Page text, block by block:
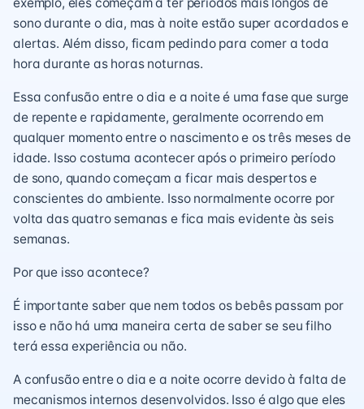
exemplo, eles começam a ter períodos mais longos de
sono durante o dia, mas à noite estão super acordados e
alertas. Além disso, ficam pedindo para comer a toda
hora durante as horas noturnas.
Essa confusão entre o dia e a noite é uma fase que surge
de repente e rapidamente, geralmente ocorrendo em
qualquer momento entre o nascimento e os três meses de
idade. Isso costuma acontecer após o primeiro período
de sono, quando começam a ficar mais despertos e
conscientes do ambiente. Isso normalmente ocorre por
volta das quatro semanas e fica mais evidente às seis
semanas.
Por que isso acontece?
É importante saber que nem todos os bebês passam por
isso e não há uma maneira certa de saber se seu filho
terá essa experiência ou não.
A confusão entre o dia e a noite ocorre devido à falta de
mecanismos internos desenvolvidos. Isso é algo que eles